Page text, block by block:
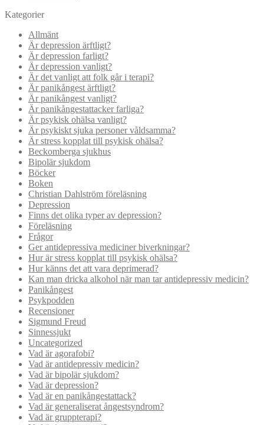
Kategorier
Allmänt
Är depression ärftligt?
Är depression farligt?
Är depression vanligt?
Är det vanligt att folk går i terapi?
Är panikångest ärftligt?
Är panikångest vanligt?
Är panikångestattacker farliga?
Är psykisk ohälsa vanligt?
Är psykiskt sjuka personer våldsamma?
Är stress kopplat till psykisk ohälsa?
Beckomberga sjukhus
Bipolär sjukdom
Böcker
Boken
Christian Dahlström föreläsning
Depression
Finns det olika typer av depression?
Föreläsning
Frågor
Ger antidepressiva mediciner biverkningar?
Hur är stress kopplat till psykisk ohälsa?
Hur känns det att vara deprimerad?
Kan man dricka alkohol när man tar antidepressiv medicin?
Panikångest
Psykpodden
Recensioner
Sigmund Freud
Sinnessjukt
Uncategorized
Vad är agorafobi?
Vad är antidepressiv medicin?
Vad är bipolär sjukdom?
Vad är depression?
Vad är en panikångestattack?
Vad är generaliserat ångestsyndrom?
Vad är gruppterapi?